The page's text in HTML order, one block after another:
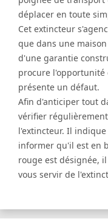
déplacer en toute
Cet extincteur
que dans une
d'une garantie
procure l'opportunité
présente un défaut.
Afin d'anticiper tout
vérifier
l'extincteur. Il
informer qu'il est en
rouge est désignée,
vous servir de